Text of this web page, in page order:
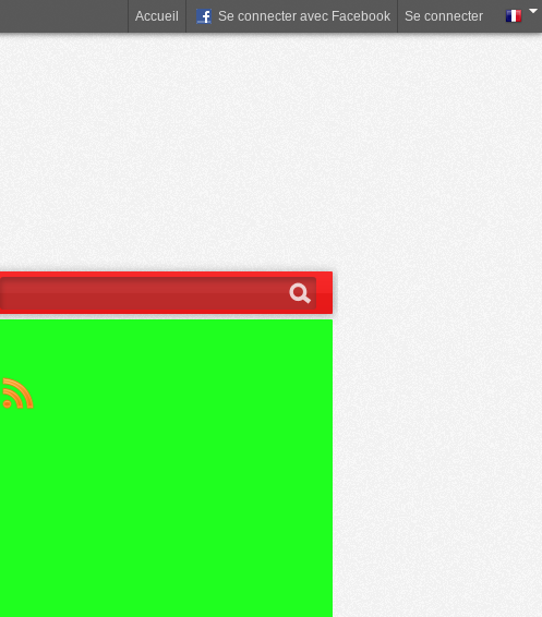
Accueil Se connecter avec Facebook Se connecter